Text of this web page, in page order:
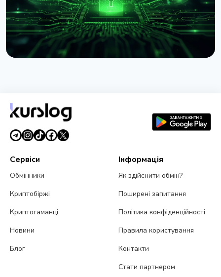
2 серпня 2026 р.4 хв читання
Сервіси
Обмінники
Криптобіржі
Криптогаманці
Новини
Блог
Інформація
Як здійснити обмін?
Поширені запитання
Політика конфіденційності
Правила користування
Контакти
Стати партнером